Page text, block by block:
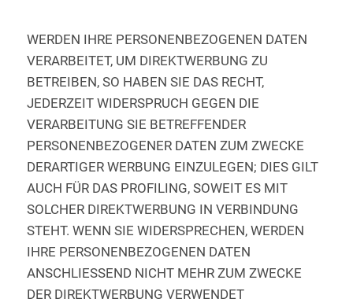
WERDEN IHRE PERSONENBEZOGENEN DATEN
VERARBEITET, UM DIREKTWERBUNG ZU
BETREIBEN, SO HABEN SIE DAS RECHT,
JEDERZEIT WIDERSPRUCH GEGEN DIE
VERARBEITUNG SIE BETREFFENDER
PERSONENBEZOGENER DATEN ZUM ZWECKE
DERARTIGER WERBUNG EINZULEGEN; DIES GILT
AUCH FÜR DAS PROFILING, SOWEIT ES MIT
SOLCHER DIREKTWERBUNG IN VERBINDUNG
STEHT. WENN SIE WIDERSPRECHEN, WERDEN
IHRE PERSONENBEZOGENEN DATEN
ANSCHLIESSEND NICHT MEHR ZUM ZWECKE
DER DIREKTWERBUNG VERWENDET